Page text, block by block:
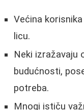
Većina
licu.
Neki izražavaju
budućnosti,
potreba.
Mnogi ističu